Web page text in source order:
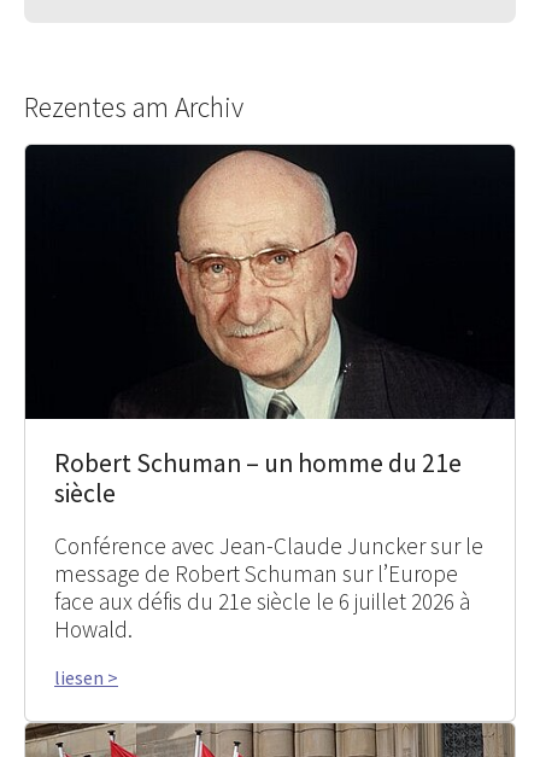
Rezentes am Archiv
Robert Schuman – un homme du 21e
siècle
Conférence avec Jean-Claude Juncker sur le
message de Robert Schuman sur l’Europe
face aux défis du 21e siècle le 6 juillet 2026 à
Howald.
liesen >